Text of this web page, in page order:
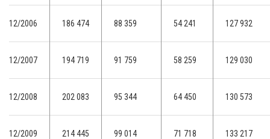
12/2006 186 474 88 359 54 241 127 932
12/2007 194 719 91 759 58 259 129 030
12/2008 202 083 95 344 64 450 130 573
12/2009 214 445 99 014 71 718 133 217